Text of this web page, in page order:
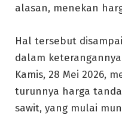
alasan, menekan
Hal tersebut
dalam
Kamis, 28 Mei 2026,
turunnya harga
sawit, yang mulai